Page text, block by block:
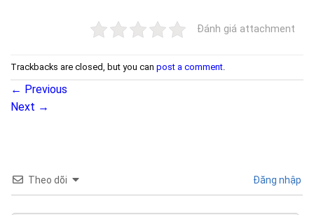
Đánh giá attachment
Trackbacks are closed, but you can post a comment
← Previous
Next →
Theo dõi Đăng nhập